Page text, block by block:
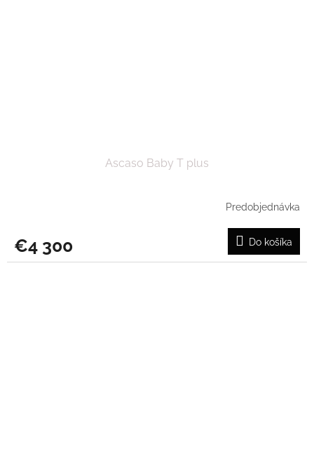
Ascaso Baby T plus
Predobjednávka
€4 300 Do košíka